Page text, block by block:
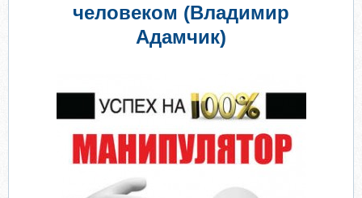
человеком (Владимир
Адамчик)